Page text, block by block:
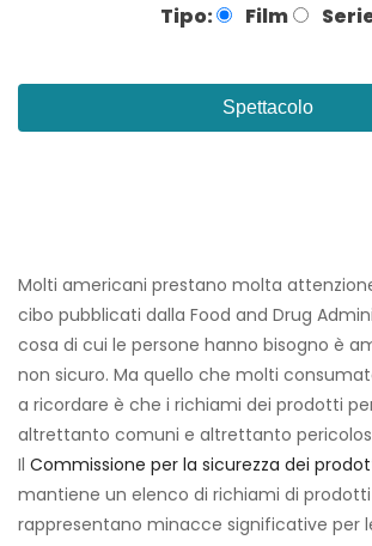
Tipo: Film
Spettacolo
Molti americani prestano molta
cibo pubblicati dalla Food and Drug
cosa di cui le persone hanno bisogno è
non sicuro. Ma quello che molti
a ricordare è che i richiami dei prodotti
altrettanto comuni e altrettanto
Il Commissione per la sicurezza dei
mantiene un elenco di richiami di
rappresentano minacce significative per